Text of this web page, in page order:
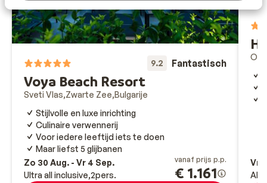
9.2 Fantastisch
Voya Beach Resort
Sveti Vlas Zwarte Zee Bulgarije
Stijlvolle en luxe inrichting
Culinaire verwennerij
Voor iedere leeftijd iets te doen
Maar liefst 5 glijbanen
Zo 30 Aug. - Vr 4 Sep.
Ultra all inclusive 2pers.
vanaf prijs p.p.
€ 1.161
Vr
All-